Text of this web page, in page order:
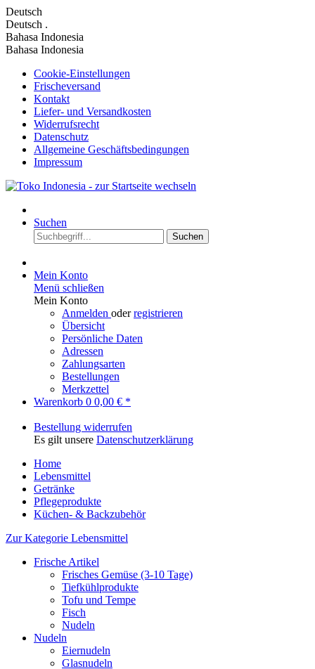
Deutsch
Deutsch .
Bahasa Indonesia
Bahasa Indonesia
Cookie-Einstellungen
Frischeversand
Kontakt
Liefer- und Versandkosten
Widerrufsrecht
Datenschutz
Allgemeine Geschäftsbedingungen
Impressum
Suchen
Suchen
Mein Konto
Menü schließen
Mein Konto
Anmelden oderregistrieren
Übersicht
Persönliche Daten
Adressen
Zahlungsarten
Bestellungen
Merkzettel
Warenkorb 0 0,00 € *
Bestellung widerrufen
Es gilt unsere Datenschutzerklärung
Home
Lebensmittel
Getränke
Pflegeprodukte
Küchen- & Backzubehör
Zur Kategorie Lebensmittel
Frische Artikel
Frisches Gemüse (3-10 Tage)
Tiefkühlprodukte
Tofu und Tempe
Fisch
Nudeln
Nudeln
Eiernudeln
Glasnudeln